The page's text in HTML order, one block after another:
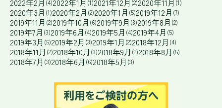
2022年2月 (4)2022年1月 (1)2021年12月 (2)2020年11月 (1)
2020年3月 (1)2020年2月 (2)2020年1月 (5)2019年12月 (7)
2019年11月 (2)2019年10月 (6)2019年9月 (3)2019年8月 (2)
2019年7月 (3)2019年6月 (4)2019年5月 (4)2019年4月 (5)
2019年3月 (5)2019年2月 (3)2019年1月 (2)2018年12月 (4)
2018年11月 (2)2018年10月 (3)2018年9月 (2)2018年8月 (5)
2018年7月 (3)2018年6月 (6)2018年5月 (3)